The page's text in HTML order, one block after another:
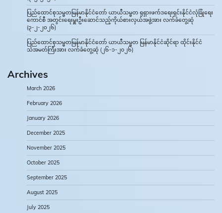
ပြည်ထောင်စုသမ္မတမြန်မာနိုင်ငံတော် ယာယီသမ္မတ ရုရှားဖက်ဒရေးရှင်းနိုင်ငံလုံခြုံရေး
ကောင်စီ အတွင်းရေးမှူးဦးဆောင်သည့်ကိုယ်စားလှယ်အဖွဲ့အား လက်ခံတွေ့ဆုံ
(၃-၂-၂၀၂၆)
ပြည်ထောင်စုသမ္မတမြန်မာနိုင်ငံတော် ယာယီသမ္မတ မြန်မာနိုင်ငံဆိုင်ရာ ထိုင်းနိုင်ငံ
သံအမတ်ကြီးအား လက်ခံတွေ့ဆုံ (၂၆-၁-၂၀၂၆)
Archives
March 2026
February 2026
January 2026
December 2025
November 2025
October 2025
September 2025
August 2025
July 2025